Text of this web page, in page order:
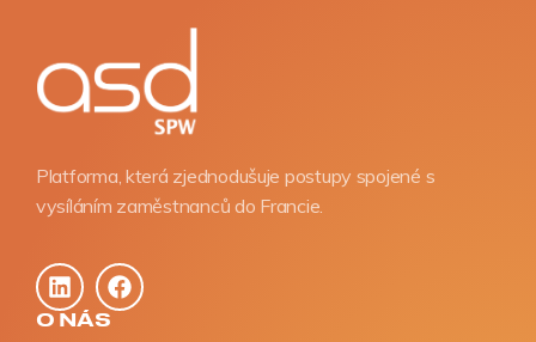
Platforma, která zjednodušuje postupy spojené s
vysíláním zaměstnanců do Francie.
O NÁS